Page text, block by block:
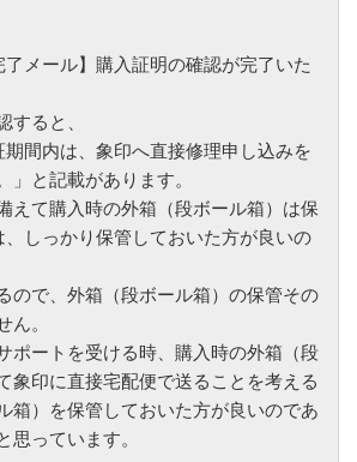
了メール】購入証明の確認が完了いた
すると、
期間内は、象印へ直接修理申し込みを
」と記載があります。
えて購入時の外箱（段ボール箱）は保
しっかり保管しておいた方が良いの
ので、外箱（段ボール箱）の保管その
ん。
ポートを受ける時、購入時の外箱（段
象印に直接宅配便で送ることを考える
箱）を保管しておいた方が良いのであ
思っています。